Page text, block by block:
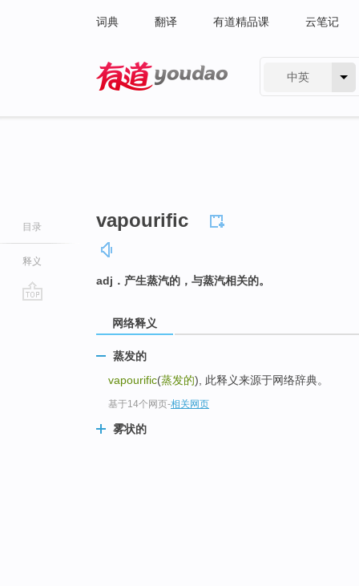
词典 翻译 有道精品课 云笔记
中英
目录
释义
vapourific
adj．产生蒸汽的，与蒸汽相关的。
网络释义
蒸发的
vapourific(蒸发的), 此释义来源于网络辞典。
基于14个网页-相关网页
雾状的